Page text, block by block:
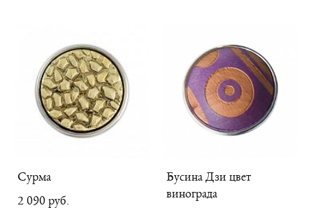
Сурма
2 090 pуб.
Бусина Дзи цвет
винограда